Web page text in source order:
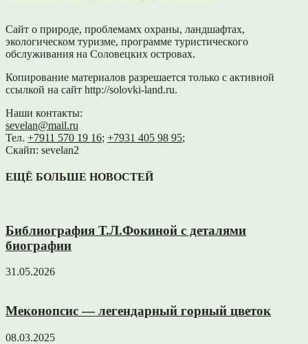
Сайт о природе, проблемамх охраны, ландшафтах,
экологическом туризме, программе туристического
обслуживания на Соловецких островах.
Копирование материалов разрешается только с активной
ссылкой на сайт http://solovki-land.ru.
Наши контакты:
sevelan@mail.ru
Тел. +7911 570 19 16; +7931 405 98 95;
Скайп: sevelan2
ЕЩЁ БОЛЬШЕ НОВОСТЕЙ
Библиография Т.Л.Фокиной с деталями
биографии
31.05.2026
Меконопсис — легендарный горный цветок
08.03.2025